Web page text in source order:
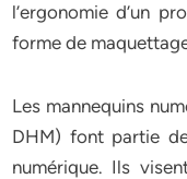
l’ergonomie d’un
forme de
Les mannequins
DHM) font partie
numérique. Ils